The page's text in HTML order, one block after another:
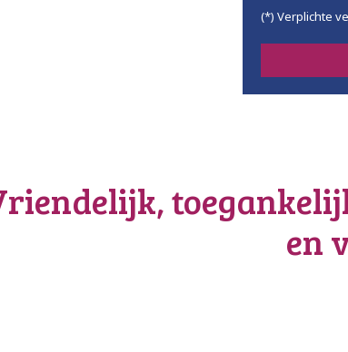
(*) Verplichte
en